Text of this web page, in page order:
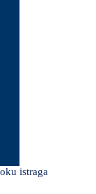
istraga